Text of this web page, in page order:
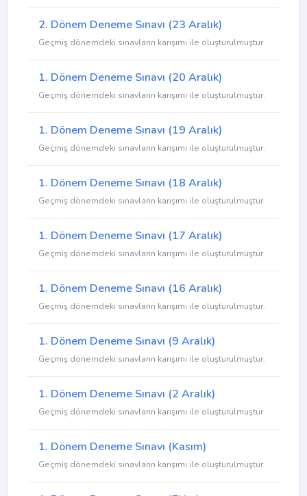
2. Dönem Deneme Sınavı (23 Aralık)
Geçmiş dönemdeki sınavların karışımı ile oluşturulmuştur.
1. Dönem Deneme Sınavı (20 Aralık)
Geçmiş dönemdeki sınavların karışımı ile oluşturulmuştur.
1. Dönem Deneme Sınavı (19 Aralık)
Geçmiş dönemdeki sınavların karışımı ile oluşturulmuştur.
1. Dönem Deneme Sınavı (18 Aralık)
Geçmiş dönemdeki sınavların karışımı ile oluşturulmuştur.
1. Dönem Deneme Sınavı (17 Aralık)
Geçmiş dönemdeki sınavların karışımı ile oluşturulmuştur.
1. Dönem Deneme Sınavı (16 Aralık)
Geçmiş dönemdeki sınavların karışımı ile oluşturulmuştur.
1. Dönem Deneme Sınavı (9 Aralık)
Geçmiş dönemdeki sınavların karışımı ile oluşturulmuştur.
1. Dönem Deneme Sınavı (2 Aralık)
Geçmiş dönemdeki sınavların karışımı ile oluşturulmuştur.
1. Dönem Deneme Sınavı (Kasım)
Geçmiş dönemdeki sınavların karışımı ile oluşturulmuştur.